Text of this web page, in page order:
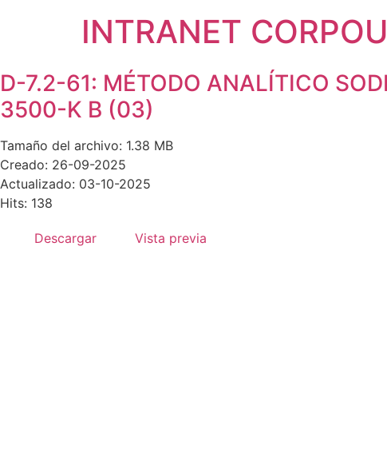
INTRANET
D-7.2-61: MÉTODO ANALÍTICO
3500-K B (03)
Tamaño del archivo: 1.38 MB
Creado: 26-09-2025
Actualizado: 03-10-2025
Hits: 138
Descargar
Vista previa